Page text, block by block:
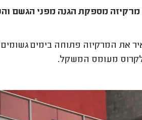
מרקיזה מספקת הגנה מפני הגשם
את המרקיזה פתוחה בימים
לקרוס מעומס המשקל.